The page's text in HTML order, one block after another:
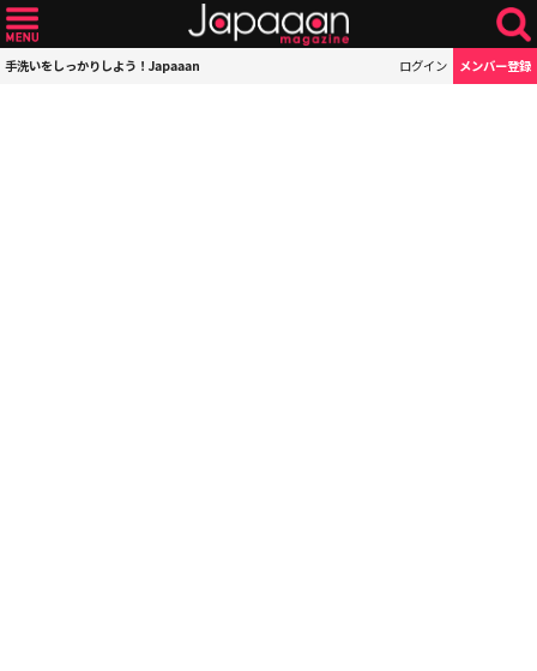
手洗いをしっかりしよう！Japaaan ログイン メンバー登録